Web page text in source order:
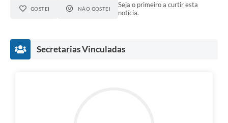
GOSTEI NÃO GOSTEI
Seja o primeiro a curtir esta
notícia.
Secretarias Vinculadas